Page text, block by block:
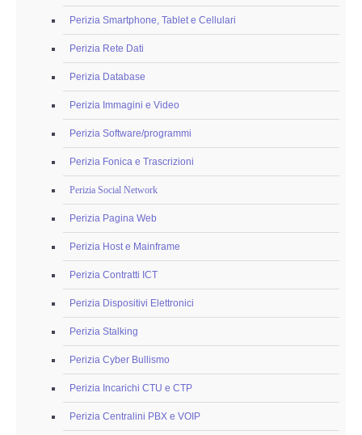
Perizia Smartphone, Tablet e Cellulari
Perizia Rete Dati
Perizia Database
Perizia Immagini e Video
Perizia Software/programmi
Perizia Fonica e Trascrizioni
Perizia Social Network
Perizia Pagina Web
Perizia Host e Mainframe
Perizia Contratti ICT
Perizia Dispositivi Elettronici
Perizia Stalking
Perizia Cyber Bullismo
Perizia Incarichi CTU e CTP
Perizia Centralini PBX e VOIP